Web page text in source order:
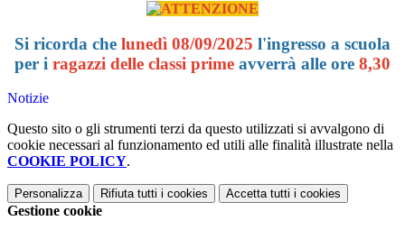
Si ricorda che lunedì 08/09/2025 l'ingresso a scuola
per i ragazzi delle classi prime avverrà alle ore 8,30
Notizie
Questo sito o gli strumenti terzi da questo utilizzati si avvalgono di
cookie necessari al funzionamento ed utili alle finalità illustrate nella
COOKIE POLICY.
Personalizza Rifiuta tutti i cookies Accetta tutti i cookies
Gestione cookie